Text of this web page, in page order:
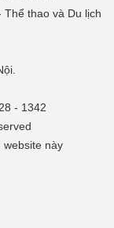
thao và Du lịch
- 1342
này